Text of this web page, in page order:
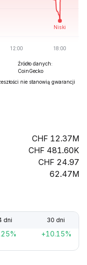
Źródło danych:
CoinGecko
nie stanowią gwarancji
12.37M
481.60K
24.97
62.47M
dni 30 dni
+10.15%